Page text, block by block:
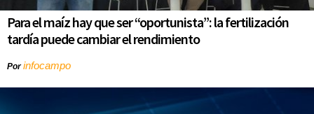
Para el maíz hay que ser “oportunista”: la fertilización
tardía puede cambiar el rendimiento
Porinfocampo